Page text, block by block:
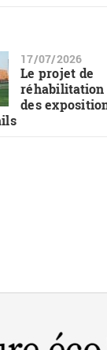
17/07/2026
Le projet de
réhabilitation
des